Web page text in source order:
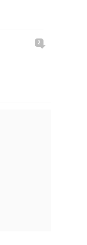
można sugerować takie
2